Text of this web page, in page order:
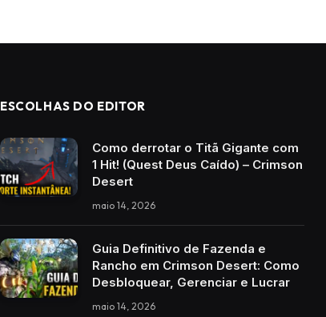
ESCOLHAS DO EDITOR
Como derrotar o Titã Gigante com
1 Hit! (Quest Deus Caído) – Crimson
Desert
maio 14, 2026
Guia Definitivo de Fazenda e
Rancho em Crimson Desert: Como
Desbloquear, Gerenciar e Lucrar
maio 14, 2026